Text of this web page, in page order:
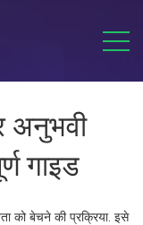
अनुभवी
गाइड
को बेचने की प्रक्रिया. इसे